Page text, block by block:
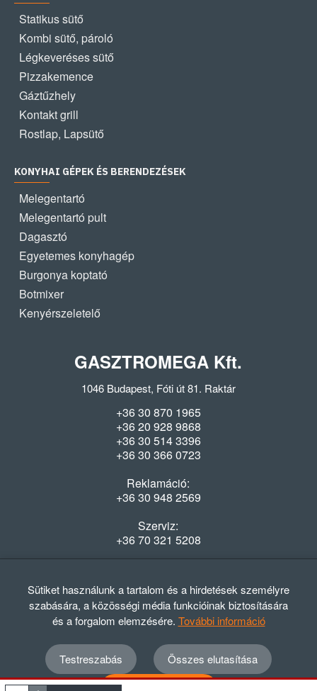
Statikus sütő
Kombi sütő, pároló
Légkeveréses sütő
Pizzakemence
Gáztűzhely
Kontakt grill
Rostlap, Lapsütő
KONYHAI GÉPEK ÉS BERENDEZÉSEK
Melegentartó
Melegentartó pult
Dagasztó
Egyetemes konyhagép
Burgonya koptató
Botmixer
Kenyérszeletelő
GASZTROMEGA Kft.
1046 Budapest, Fóti út 81. Raktár
+36 30 870 1965
+36 20 928 9868
+36 30 514 3396
+36 30 366 0723
Reklamáció:
+36 30 948 2569
Szerviz:
+36 70 321 5208
Hétfő-Péntek: 08:00-16:30
© 2012 - 2024 GASZTRΩMEGA Kft.
Adatvédelmi szabályzat
ÁSZF
Elállási nyilatkozat
Sütiket használunk a tartalom és a hirdetések személyre
szabására, a közösségi média funkcióinak biztosítására
és a forgalom elemzésére. További információ
Testreszabás
Összes elutasítása